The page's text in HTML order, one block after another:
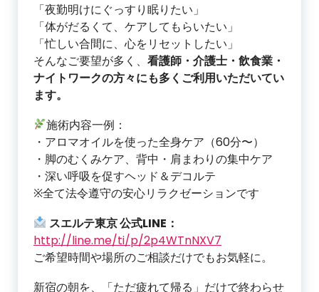
「夜勤明けにぐっすり眠りたい」
「体がだるくて、ケアしてもらいたい」
「忙しい合間に、心をリセットしたい」
そんなご要望が多く、 看護師・介護士・飲食業・
ナイトワークの方々にも多くご利用いただいてい
ます。
施術内容一例：
・アロマオイルを使った全身ケア（60分〜）
・脚のむくみケア、背中・肩まわりの集中ケア
・深い呼吸を促すヘッド＆デコルテ
※全て法令遵守の安心リラクゼーションです
スエルテ東京 公式LINE：
http://line.me/ti/p/2p4WTnNXV7
ご希望時間や場所のご相談だけでもお気軽に。
新宿の朝を、「ただ疲れて帰る」だけで終わらせ